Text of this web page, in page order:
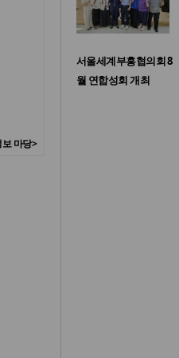
마당>
서울세계부흥협의회 8
월 연합성회 개최